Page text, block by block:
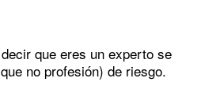
que eres un experto se
no profesión) de riesgo.